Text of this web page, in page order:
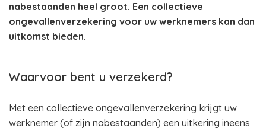
nabestaanden heel groot. Een collectieve
ongevallenverzekering voor uw werknemers kan dan
uitkomst bieden.
Waarvoor bent u verzekerd?
Met een collectieve ongevallenverzekering krijgt uw
werknemer (of zijn nabestaanden) een uitkering ineens